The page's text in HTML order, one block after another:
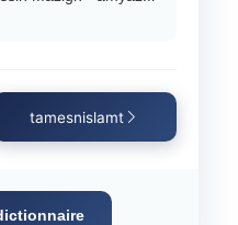
tamesnislamt